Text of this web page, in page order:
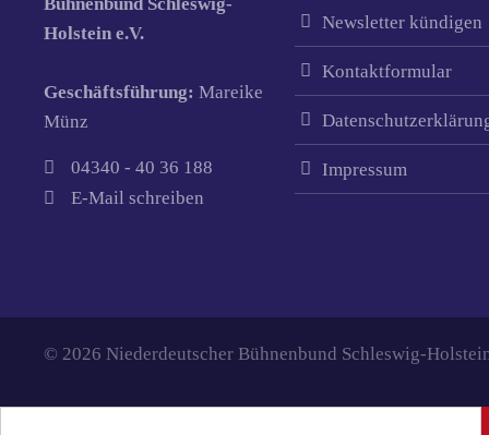
Holstein e.V.
Geschäftsführung:Mareike
Münz
04340 - 40 36 188
E-Mail schreiben
Newsletter kündigen
Kontaktformular
Impressum
© 2026 Niederdeutscher Bühnenbund Schleswig-